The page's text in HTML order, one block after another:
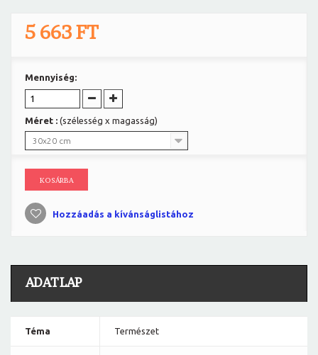
5 663 FT
Mennyiség:
Méret : (szélesség x magasság)
30x20 cm
KOSÁRBA
Hozzáadás a kívánságlistához
ADATLAP
Téma Természet